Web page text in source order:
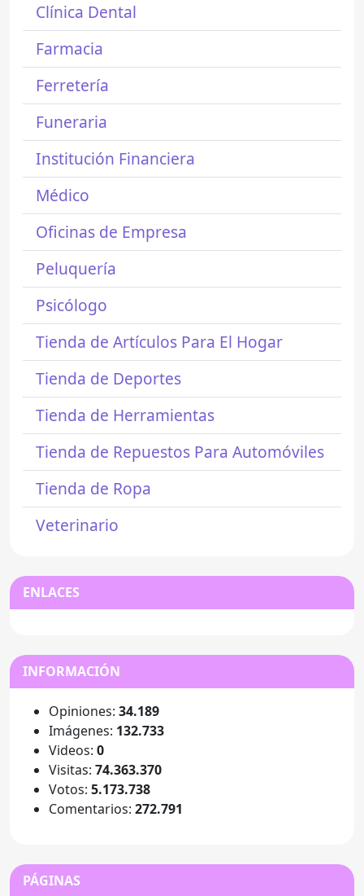
Clínica Dental
Farmacia
Ferretería
Funeraria
Institución Financiera
Médico
Oficinas de Empresa
Peluquería
Psicólogo
Tienda de Artículos Para El Hogar
Tienda de Deportes
Tienda de Herramientas
Tienda de Repuestos Para Automóviles
Tienda de Ropa
Veterinario
ENLACES
INFORMACIÓN
Opiniones: 34.189
Imágenes: 132.733
Videos: 0
Visitas: 74.363.370
Votos: 5.173.738
Comentarios: 272.791
PÁGINAS